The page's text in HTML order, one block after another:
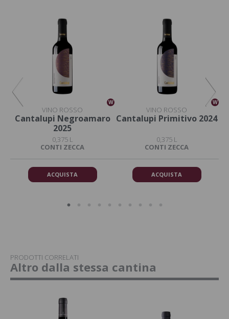
W
VINO ROSSO
Cantalupi Negroamaro
2025
0,375 L
CONTI ZECCA
ACQUISTA
W
VINO ROSSO
Cantalupi Primitivo 2024
0,375 L
CONTI ZECCA
ACQUISTA
PRODOTTI CORRELATI
Altro dalla stessa cantina